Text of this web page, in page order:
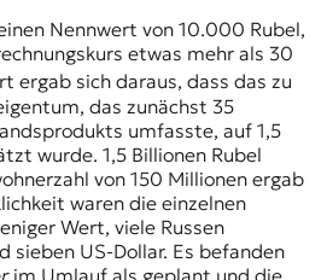
Nennwert von 10.000 Rubel,
etwas mehr als 30
ergab sich daraus, dass das zu
das zunächst 35
umfasste, auf 1,5
wurde. 1,5 Billionen Rubel
von 150 Millionen ergab
waren die einzelnen
Wert, viele Russen
sieben US-Dollar. Es befanden
im Umlauf als geplant und die